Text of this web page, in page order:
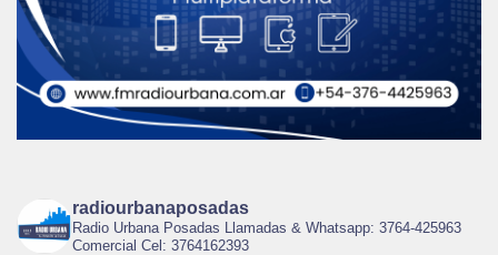
radiourbanaposadas
Radio Urbana Posadas Llamadas & Whatsapp: 3764-425963
Comercial Cel: 3764162393